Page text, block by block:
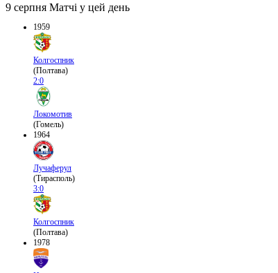
9 серпня Матчі у цей день
1959
Колгоспник
(Полтава)
2:0
Локомотив
(Гомель)
1964
Лучаферул
(Тирасполь)
3:0
Колгоспник
(Полтава)
1978